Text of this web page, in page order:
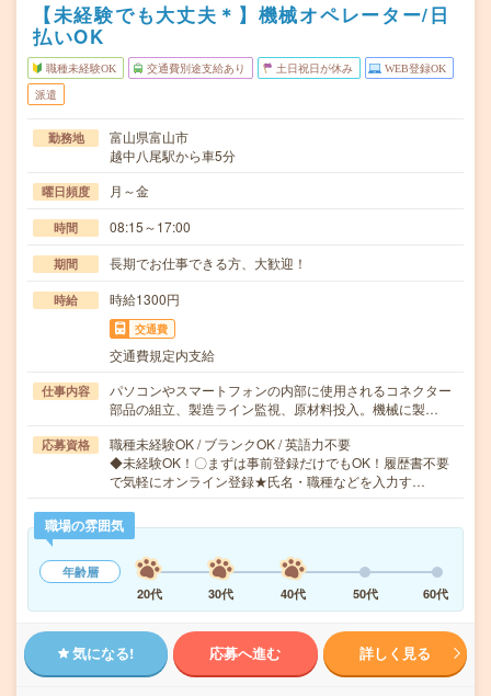
【未経験でも大丈夫＊】機械オペレーター/日
払いOK
職種未経験OK 交通費別途支給あり 土日祝日が休み WEB登録OK
派遣
勤務地
富山県富山市
越中八尾駅から車5分
曜日頻度 月～金
時間 08:15～17:00
期間 長期でお仕事できる方、大歓迎！
時給 時給1300円
交通費
交通費規定内支給
仕事内容
パソコンやスマートフォンの内部に使用されるコネクター
部品の組立、製造ライン監視、原材料投入。機械に製…
応募資格
職種未経験OK / ブランクOK / 英語力不要
◆未経験OK！〇まずは事前登録だけでもOK！履歴書不要
で気軽にオンライン登録★氏名・職種などを入力す…
職場の雰囲気
年齢層
20代
30代 40代 50代 60代
気になる! 応募へ進む 詳しく見る